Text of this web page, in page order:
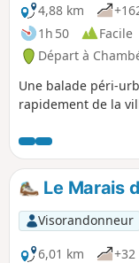
4,88 km
1h 50
Facile
Départ à
Une balade péri-
rapidement de la
Le Marais
Visorandonneur
6,01 km
+32